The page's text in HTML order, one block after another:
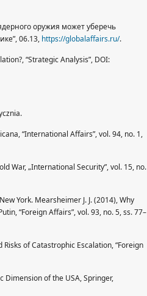
оружия может уберечь
06.13, https://globalaffairs.ru/.
“Strategic Analysis”, DOI:
“International Affairs”, vol. 94, no. 1,
War, „International Security”, vol. 15, no.
York. Mearsheimer J. J. (2014), Why
“Foreign Affairs”, vol. 93, no. 5, ss. 77–
of Catastrophic Escalation, “Foreign
Dimension of the USA, Springer,